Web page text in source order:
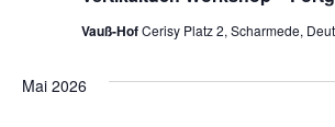
8-
Vauß-HofCerisy Platz 2, Scharmede,
Mai 2026